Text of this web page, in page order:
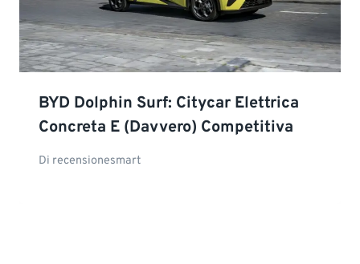
BYD Dolphin Surf: Citycar Elettrica
Concreta E (davvero) Competitiva
Di recensionesmart